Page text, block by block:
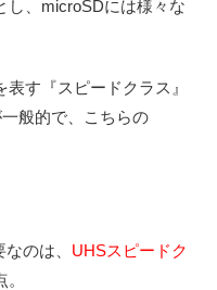
し、microSDには様々な
す『スピードクラス』
般的で、こちらの
のは、 UHSスピードク